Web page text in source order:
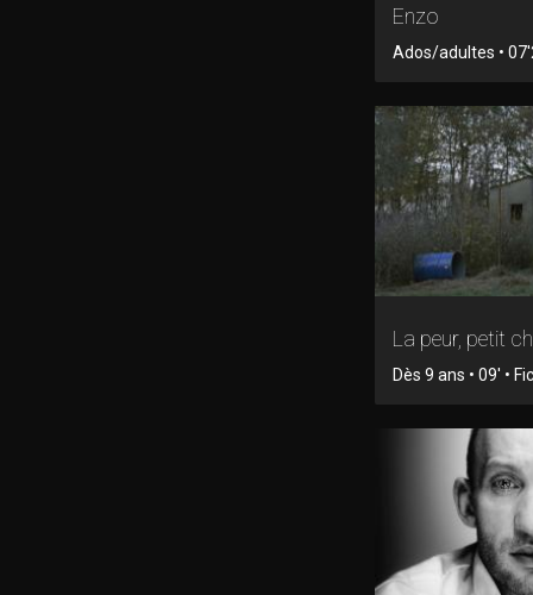
Enzo
Ados/adultes •
La peur, petit
Dès 9 ans • 09' •